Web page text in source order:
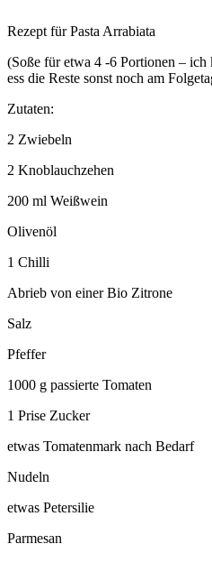
Rezept für Pasta Arrabiata
(Soße für etwa 4 -6 Portionen – ich
ess die Reste sonst noch am
Zutaten:
2 Zwiebeln
2 Knoblauchzehen
200 ml Weißwein
Olivenöl
1 Chilli
Abrieb von einer Bio Zitrone
Salz
Pfeffer
1000 g passierte Tomaten
1 Prise Zucker
etwas Tomatenmark nach Bedarf
Nudeln
etwas Petersilie
Parmesan